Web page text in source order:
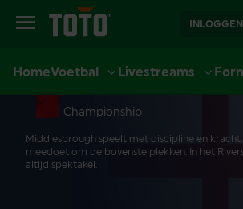
INLOGGEN
HomeVoetbal Livestreams
MIDDLESBROUGH
Championship
Middlesbrough speelt met discipline en
meedoet om de bovenste plekken. In het
altijd spektakel.